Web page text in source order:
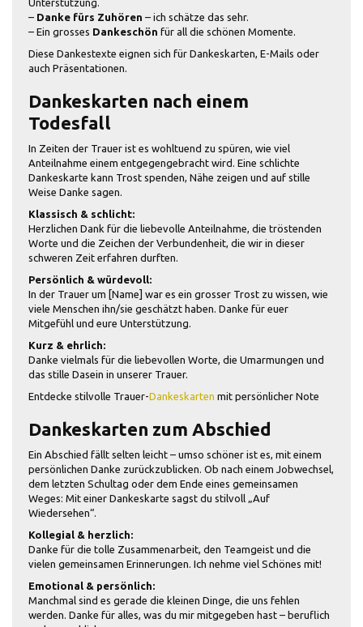
Unterstützung.
– Danke fürs Zuhören – ich schätze das sehr.
– Ein grosses Dankeschön für all die schönen Momente.
Diese Dankestexte eignen sich für Dankeskarten, E-Mails oder
auch Präsentationen.
Dankeskarten nach einem
Todesfall
In Zeiten der Trauer ist es wohltuend zu spüren, wie viel
Anteilnahme einem entgegengebracht wird. Eine schlichte
Dankeskarte kann Trost spenden, Nähe zeigen und auf stille
Weise Danke sagen.
Klassisch & schlicht:
Herzlichen Dank für die liebevolle Anteilnahme, die tröstenden
Worte und die Zeichen der Verbundenheit, die wir in dieser
schweren Zeit erfahren durften.
Persönlich & würdevoll:
In der Trauer um [Name] war es ein grosser Trost zu wissen, wie
viele Menschen ihn/sie geschätzt haben. Danke für euer
Mitgefühl und eure Unterstützung.
Kurz & ehrlich:
Danke vielmals für die liebevollen Worte, die Umarmungen und
das stille Dasein in unserer Trauer.
Entdecke stilvolle Trauer-Dankeskarten mit persönlicher Note
Dankeskarten zum Abschied
Ein Abschied fällt selten leicht – umso schöner ist es, mit einem
persönlichen Danke zurückzublicken. Ob nach einem Jobwechsel,
dem letzten Schultag oder dem Ende eines gemeinsamen
Weges: Mit einer Dankeskarte sagst du stilvoll „Auf
Wiedersehen“.
Kollegial & herzlich:
Danke für die tolle Zusammenarbeit, den Teamgeist und die
vielen gemeinsamen Erinnerungen. Ich nehme viel Schönes mit!
Emotional & persönlich:
Manchmal sind es gerade die kleinen Dinge, die uns fehlen
werden. Danke für alles, was du mir mitgegeben hast – beruflich